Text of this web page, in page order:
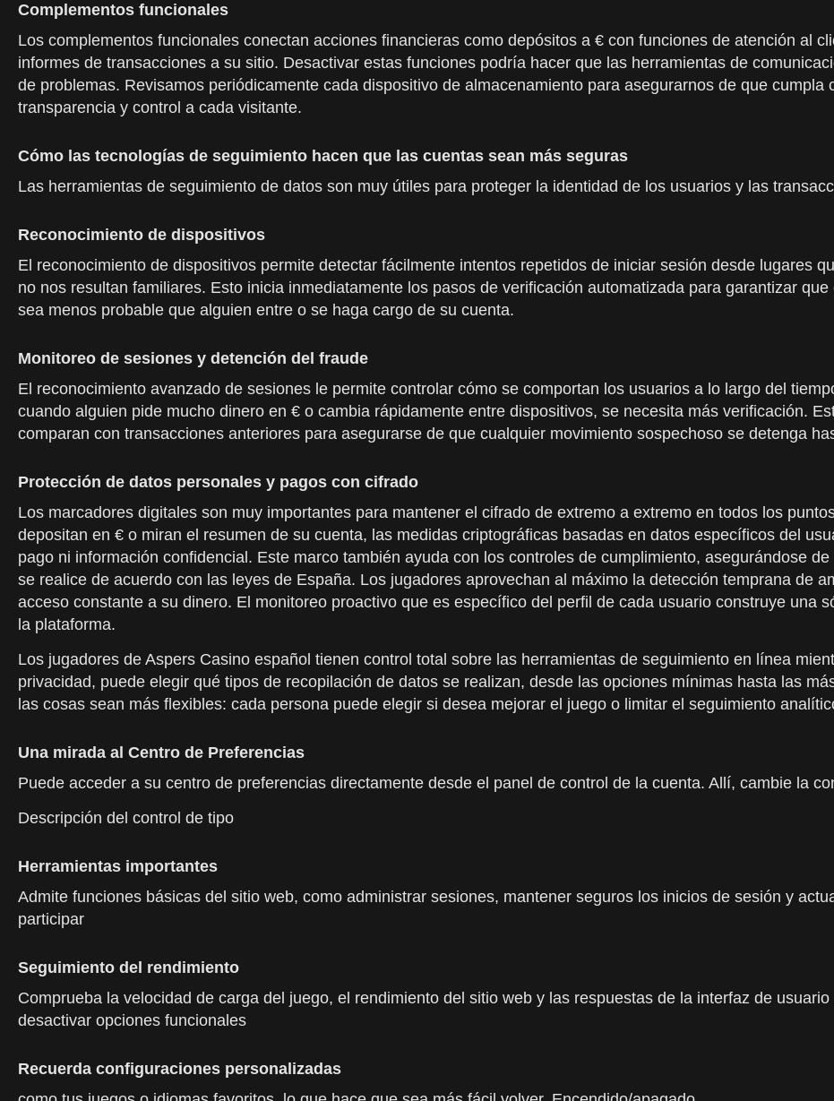
Complementos funcionales
Los complementos funcionales conectan acciones financieras como depósitos a € con funciones de atención al
informes de transacciones a su sitio. Desactivar estas funciones podría hacer que las herramientas de
de problemas. Revisamos periódicamente cada dispositivo de almacenamiento para asegurarnos de que
transparencia y control a cada visitante.
Cómo las tecnologías de seguimiento hacen que las cuentas sean más seguras
Las herramientas de seguimiento de datos son muy útiles para proteger la identidad de los usuarios y las
Reconocimiento de dispositivos
El reconocimiento de dispositivos permite detectar fácilmente intentos repetidos de iniciar sesión desde lugares
no nos resultan familiares. Esto inicia inmediatamente los pasos de verificación automatizada para garantizar
sea menos probable que alguien entre o se haga cargo de su cuenta.
Monitoreo de sesiones y detención del fraude
El reconocimiento avanzado de sesiones le permite controlar cómo se comportan los usuarios a lo largo del
cuando alguien pide mucho dinero en € o cambia rápidamente entre dispositivos, se necesita más verificación.
comparan con transacciones anteriores para asegurarse de que cualquier movimiento sospechoso se detenga
Protección de datos personales y pagos con cifrado
Los marcadores digitales son muy importantes para mantener el cifrado de extremo a extremo en todos los
depositan en € o miran el resumen de su cuenta, las medidas criptográficas basadas en datos específicos del
pago ni información confidencial. Este marco también ayuda con los controles de cumplimiento, asegurándose
se realice de acuerdo con las leyes de España. Los jugadores aprovechan al máximo la detección temprana de
acceso constante a su dinero. El monitoreo proactivo que es específico del perfil de cada usuario construye una
la plataforma.
Los jugadores de Aspers Casino español tienen control total sobre las herramientas de seguimiento en línea
privacidad, puede elegir qué tipos de recopilación de datos se realizan, desde las opciones mínimas hasta las
las cosas sean más flexibles: cada persona puede elegir si desea mejorar el juego o limitar el seguimiento
Una mirada al Centro de Preferencias
Puede acceder a su centro de preferencias directamente desde el panel de control de la cuenta. Allí, cambie la
Descripción del control de tipo
Herramientas importantes
Admite funciones básicas del sitio web, como administrar sesiones, mantener seguros los inicios de sesión y
participar
Seguimiento del rendimiento
Comprueba la velocidad de carga del juego, el rendimiento del sitio web y las respuestas de la interfaz de
desactivar opciones funcionales
Recuerda configuraciones personalizadas